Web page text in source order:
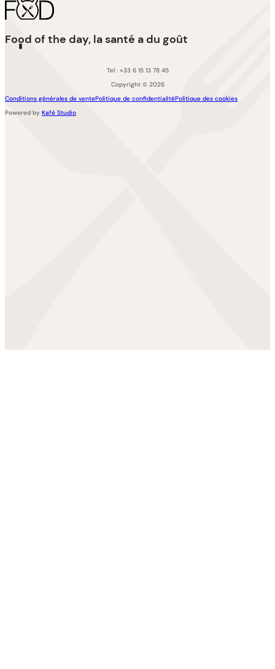
Food of the day, la santé a du goût
Tel : +33 6 15 13 78 45
Copyright © 2026
Conditions générales de ventePolitique de confidentialitéPolitique des cookies
Powered by Kafé Studio